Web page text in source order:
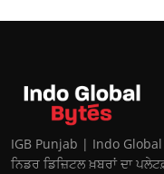
IGB Punjab | Indo
ਨਿਡਰ ਡਿਜ਼ਿਟਲ ਖ਼ਬਰਾਂ ਦਾ